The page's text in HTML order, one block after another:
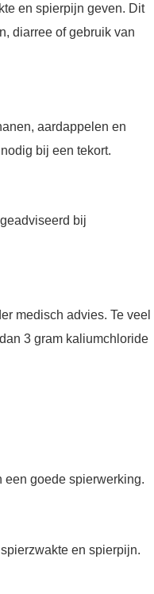
en spierpijn geven. Dit
diarree of gebruik van
aardappelen en
bij een tekort.
bij
medisch advies. Te veel
3 gram kaliumchloride
een goede spierwerking.
en spierpijn.